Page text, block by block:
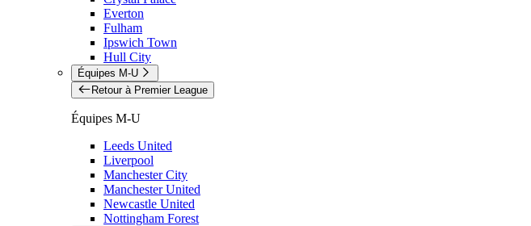
Everton
Fulham
Ipswich Town
Hull City
Équipes M-U
Retour à Premier League
Équipes M-U
Leeds United
Liverpool
Manchester City
Manchester United
Newcastle United
Nottingham Forest